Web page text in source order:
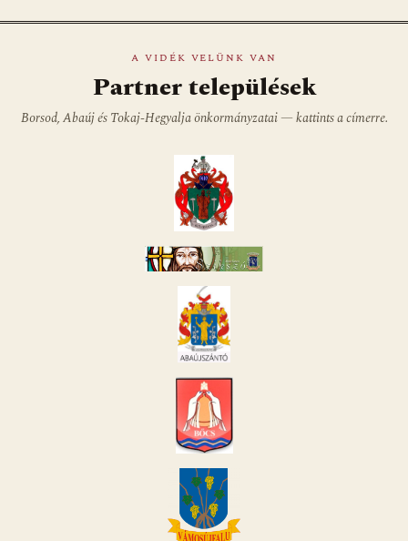
A VIDÉK VELÜNK VAN
Partner települések
Borsod, Abaúj és Tokaj-Hegyalja önkormányzatai — kattints a címerre.